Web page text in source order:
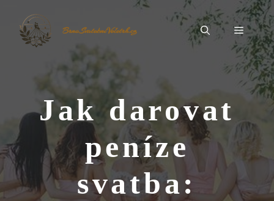
obsah
BrnoSvatebníVeletrh.cz Menu
Jak darovat
peníze
svatba: